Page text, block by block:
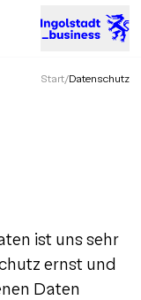
Start/Datenschutz
ist uns sehr
ernst und
Daten